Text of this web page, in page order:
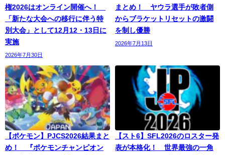
権2026はオンライン開催へ！
「新たな大会への移行に伴う特
別大会」として12月12・13日に
実施
2026年7月30日
まとめ！ ヤウラ選手が敗者側
からブラケットリセットの激闘
を制し優勝
2026年7月13日
【ポケモン】PJCS2026結果まと
め！ 『ポケモンチャンピオン
【スト6】SFL2026のロスター発
表が本格化！ 世界最強の一角